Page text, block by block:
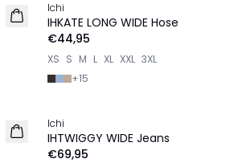
Ichi
IHKATE LONG WIDE Hose
€44,95
XS S M L XL XXL 3XL
+15
Ichi
IHTWIGGY WIDE Jeans
€69,95